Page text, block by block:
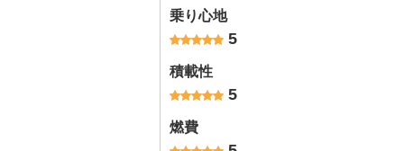
乗り心地
5
積載性
5
燃費